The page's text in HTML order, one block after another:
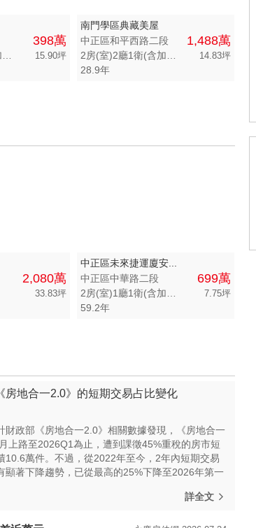
398萬
15.90坪
南門學區典藏美屋
中正區和平西路二段
1,488萬
14.83坪
28.9年
2,080萬
33.83坪
中正區未來捷運廈安...
中正區中華路二段
699萬
7.75坪
59.2年
房地合一2.0》的短期交易占比變化
財政部《房地合一2.0》相關數據發現，《房地合一
上路至2026Q1為止，遭到課徵45%重稅的房市短
10.6萬件。不過，從2022年至今，2年內短期交易
顯著下降趨勢，已從最高的25%下降至2026年第一
詳全文